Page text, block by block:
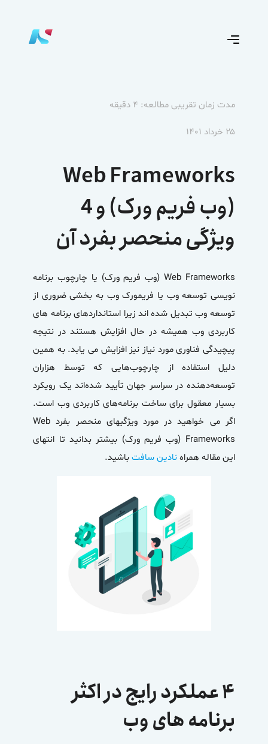
مدت زمان تقریبی مطالعه: ۴ دقیقه
۲۵ خرداد ۱۴۰۱
Web Frameworks
(وب فریم ورک) و 4
ویژگی منحصر بفرد آن
Web Frameworks (وب فریم ورک) یا چارچوب برنامه
نویسی توسعه وب یا فریمورک وب به بخشی ضروری از
توسعه وب تبدیل شده اند زیرا استانداردهای برنامه های
کاربردی وب همیشه در حال افزایش هستند در نتیجه
پیچیدگی فناوری مورد نیاز نیز افزایش می یابد. به همین
دلیل استفاده از چارچوب‌هایی که توسط هزاران
توسعه‌دهنده در سراسر جهان تأیید شده‌اند یک رویکرد
بسیار معقول برای ساخت برنامه‌های کاربردی وب است.
اگر می خواهید در مورد ویژگیهای منحصر بفرد Web
Frameworks (وب فریم ورک) بیشتر بدانید تا انتهای
این مقاله همراهنادین سافتباشید.
۴ عملکرد رایج در اکثر
برنامه های وب